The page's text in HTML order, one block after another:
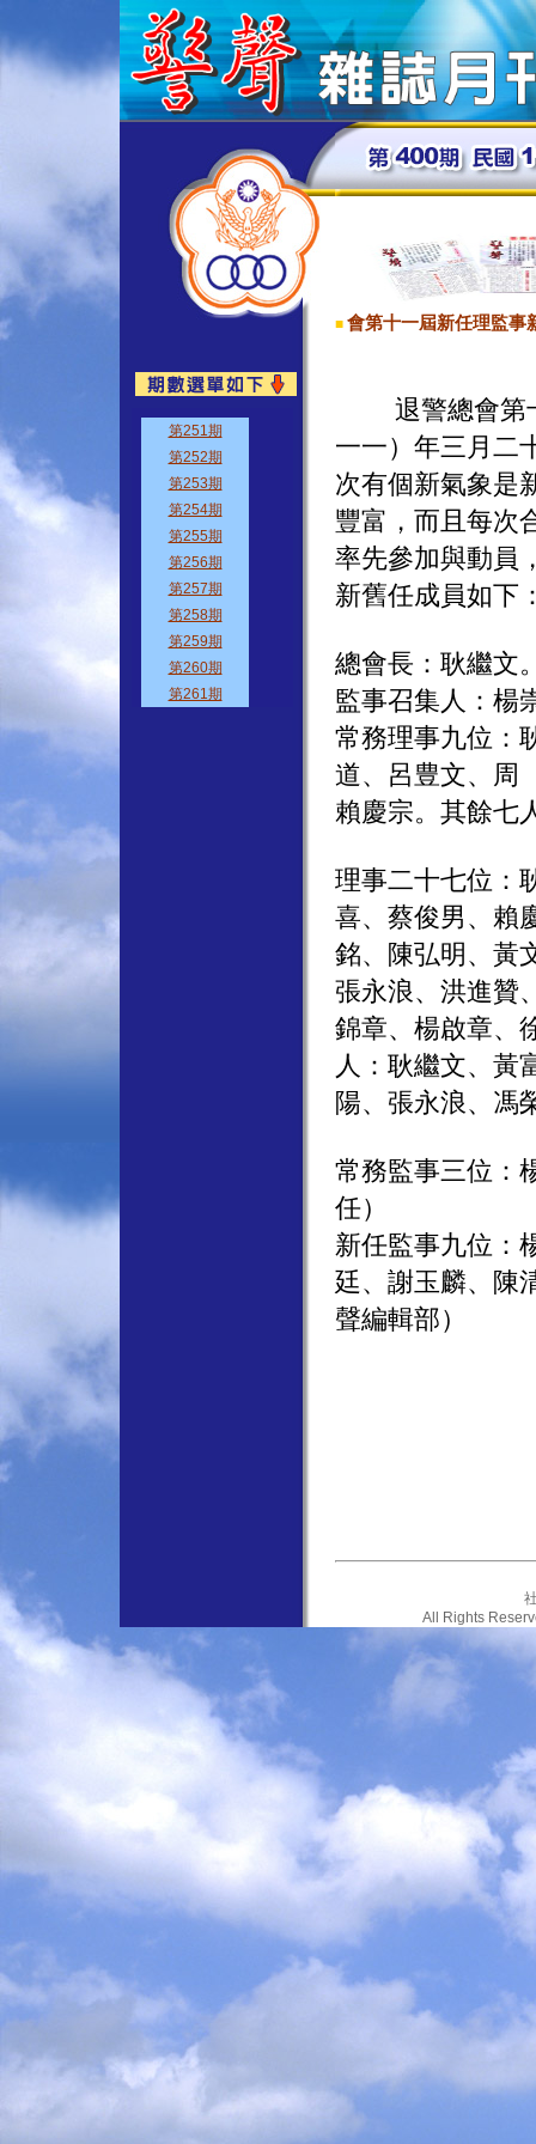
■ 會第十一屆新任理監事
退警總會第十
一一）年三月二
次有個新氣象是
豐富，而且每次
率先參加與動員
新舊任成員如下
總會長：耿繼文
監事召集人：楊
常務理事九位：
道、呂豊文、周
賴慶宗。其餘七
理事二十七位：
喜、蔡俊男、
銘、陳弘明、黃
張永浪、洪進贊
錦章、楊啟章、
人：耿繼文、黃
陽、張永浪、馮
常務監事三位：
任）
新任監事九位：
廷、謝玉麟、陳
聲編輯部）
All Rights